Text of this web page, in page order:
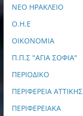
ΝΕΟ ΗΡΑΚΛΕΙΟ
Ο.Η.Ε
ΟΙΚΟΝΟΜΙΑ
Π.Π.Σ "ΑΓΙΑ ΣΟΦΙΑ"
ΠΕΡΙΟΔΙΚΟ
ΠΕΡΙΦΕΡΕΙΑ ΑΤΤΙΚΗΣ
ΠΕΡΙΦΕΡΕΙΑΚΑ